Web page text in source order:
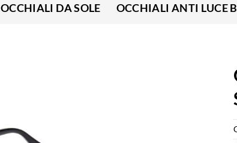
OCCHIALI DA SOLE OCCHIALI ANTI LUCE